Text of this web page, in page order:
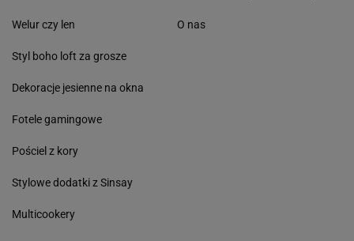
Welur czy len
Styl boho loft za grosze
Dekoracje jesienne na okna
Fotele gamingowe
Pościel z kory
Stylowe dodatki z Sinsay
Multicookery
O nas